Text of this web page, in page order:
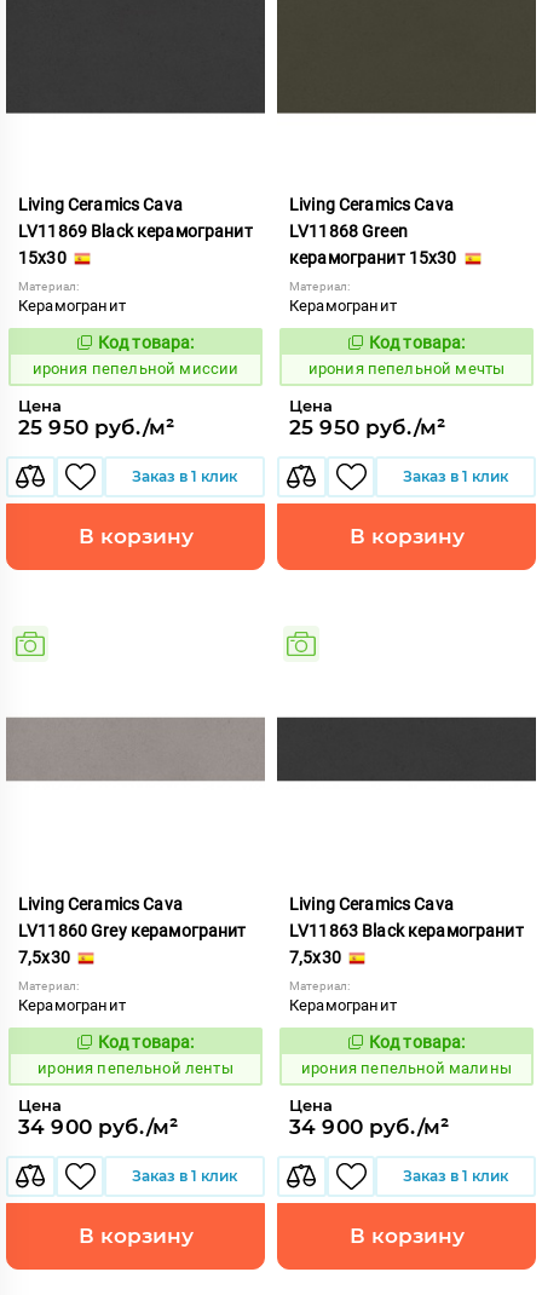
Living Ceramics Cava
LV11869 Black керамогранит
15x30
Материал:
Керамогранит
1102552
Код товара:
ирония пепельной миссии
Цена
25 950 руб./м²
Заказ в 1 клик
В корзину
Living Ceramics Cava
LV11868 Green
керамогранит 15x30
Материал:
Керамогранит
1102551
Код товара:
ирония пепельной мечты
Цена
25 950 руб./м²
Заказ в 1 клик
В корзину
Living Ceramics Cava
LV11860 Grey керамогранит
7,5x30
Материал:
Керамогранит
1102543
Код товара:
ирония пепельной ленты
Цена
34 900 руб./м²
Заказ в 1 клик
В корзину
Living Ceramics Cava
LV11863 Black керамогранит
7,5x30
Материал:
Керамогранит
1102546
Код товара:
ирония пепельной малины
Цена
34 900 руб./м²
Заказ в 1 клик
В корзину